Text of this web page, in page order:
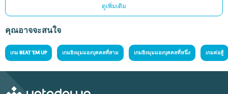
ดูเพิ่มเติม
คุณอาจจะสนใจ
เกม BEAT 'EM UP เกมยิงมุมมองบุคคลที่สาม เกมยิงมุมมองบุคคลที่หนึ่ง เกมต่อสู้